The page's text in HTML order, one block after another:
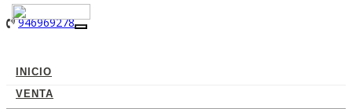
946969278
Toggle
INICIO
VENTA